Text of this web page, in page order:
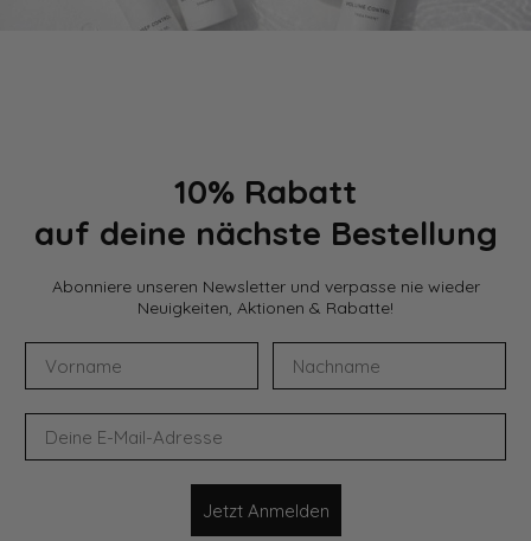
10% Rabatt
auf deine nächste Bestellung
Abonniere unseren Newsletter und verpasse nie wieder
Neuigkeiten, Aktionen & Rabatte!
Jetzt Anmelden